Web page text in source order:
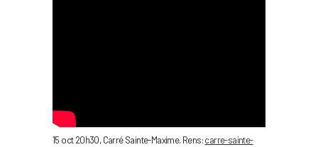
15 oct 20h30, Carré Sainte-Maxime. Rens:carre-sainte-